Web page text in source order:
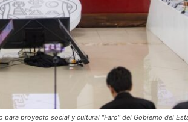
proyecto social y cultural “Faro” del Gobierno del